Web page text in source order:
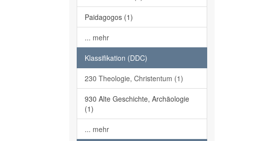
Paidagogos (1)
... mehr
Klassifikation (DDC)
230 Theologie, Christentum (1)
930 Alte Geschichte, Archäologie
(1)
... mehr